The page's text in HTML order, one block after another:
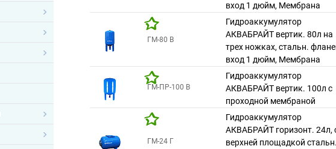
вход 1 дюйм, Мембрана
ГМ-80 В
Гидроаккумулятор
АКВАБРАЙТ вертик. 80л на
трех ножках, стальн.
вход 1 дюйм, Мембрана
ГМ-ПР-100 В
Гидроаккумулятор
АКВАБРАЙТ вертик. 100л с
проходной мембраной
ГМ-24 Г
Гидроаккумулятор
АКВАБРАЙТ горизонт. 24л,
верхней площадкой стальн.